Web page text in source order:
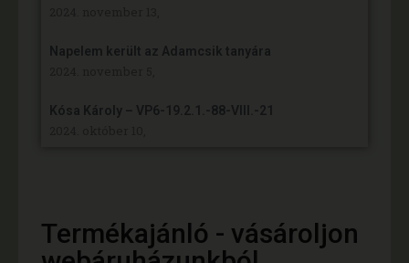
Napelem került az Adamcsik tanyára
Kósa Károly – VP6-19.2.1.-88-VIII.-21
Termékajánló - vásároljon